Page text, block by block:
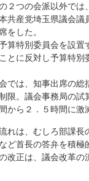
２つの会派以外では
共産党埼玉県議会議
をした。
算特別委員会を設置
とに反対し予算特別
では、知事出席の総
限。議会事務局の試
から２．５時間に激
れは、むしろ部課長
ど首長の答弁を積極
改正は、議会改革の